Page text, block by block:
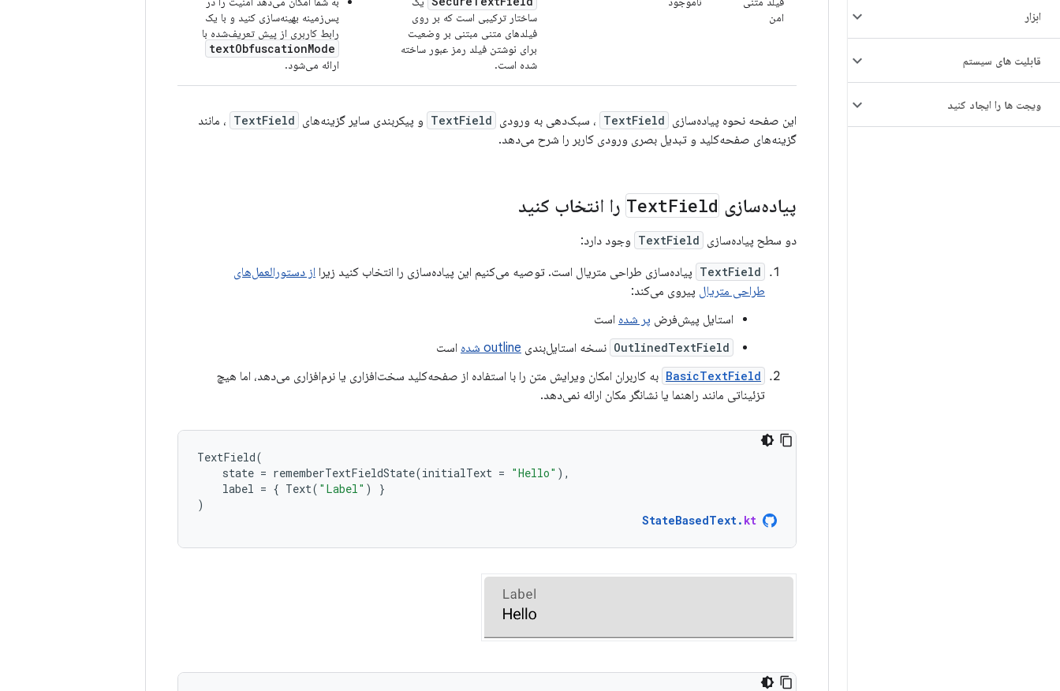
ابزار
قابلیت های سیستم
ویجت ها را ایجاد کنید
امن
ساختار ترکیبی است که بر روی
فیلدهای متنی مبتنی بر وضعیت
برای نوشتن فیلد رمز عبور ساخته
شده است.
پس‌زمینه بهینه‌سازی کنید و با یک
رابط کاربری از پیش تعریف‌شده با
textObfuscationMode
ارائه می‌شود.
این صفحه نحوه پیاده‌سازی TextField ، سبک‌دهی به ورودی TextField و پیکربندی سایر گزینه‌های TextField ، مانند
گزینه‌های صفحه‌کلید و تبدیل بصری ورودی کاربر را شرح می‌دهد.
پیاده‌سازی TextField را انتخاب کنید
دو سطح پیاده‌سازی TextField وجود دارد:
TextField پیاده‌سازی طراحی متریال است. توصیه می‌کنیم این پیاده‌سازی را انتخاب کنید زیرا از دستورالعمل‌های
طراحی متریال پیروی می‌کند:
استایل پیش‌فرض پر شده است
OutlinedTextField نسخه استایل‌بندی outline شده است
BasicTextField به کاربران امکان ویرایش متن را با استفاده از صفحه‌کلید سخت‌افزاری یا نرم‌افزاری می‌دهد، اما هیچ
تزئیناتی مانند راهنما یا نشانگر مکان ارائه نمی‌دهد.
TextField(
state = rememberTextFieldState(initialText = "Hello" ),
label = { Text( "Label" )
}
)
StateBasedText. kt